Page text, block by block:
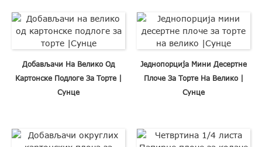
Добављачи На Велико Од
Картонске Подлоге За Торте |
Сунце
Једнопорција Мини Десертне
Плоче За Торте На Велико |
Сунце